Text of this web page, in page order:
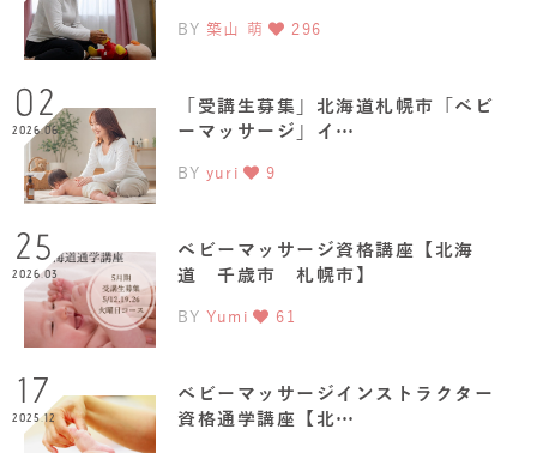
BY 築山 萌 296
02
2026.06
「受講生募集」北海道札幌市「ベビ
ーマッサージ」イ…
BY yuri 9
25
2026.03
ベビーマッサージ資格講座【北海
道 千歳市 札幌市】
BY Yumi 61
17
2025.12
ベビーマッサージインストラクター
資格通学講座【北…